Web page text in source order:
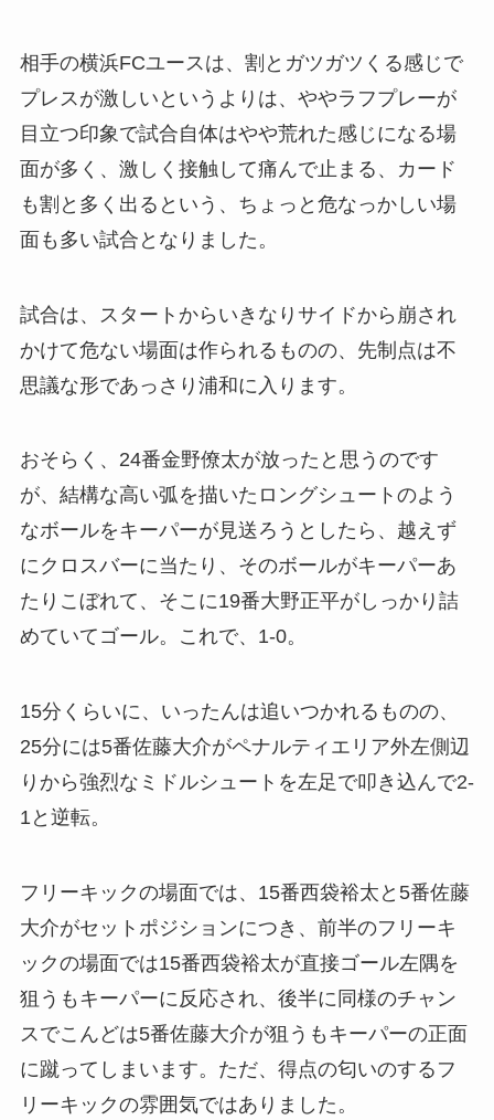
相手の横浜FCユースは、割とガツガツくる感じで
プレスが激しいというよりは、ややラフプレーが
目立つ印象で試合自体はやや荒れた感じになる場
面が多く、激しく接触して痛んで止まる、カード
も割と多く出るという、ちょっと危なっかしい場
面も多い試合となりました。
試合は、スタートからいきなりサイドから崩され
かけて危ない場面は作られるものの、先制点は不
思議な形であっさり浦和に入ります。
おそらく、24番金野僚太が放ったと思うのです
が、結構な高い弧を描いたロングシュートのよう
なボールをキーパーが見送ろうとしたら、越えず
にクロスバーに当たり、そのボールがキーパーあ
たりこぼれて、そこに19番大野正平がしっかり詰
めていてゴール。これで、1-0。
15分くらいに、いったんは追いつかれるものの、
25分には5番佐藤大介がペナルティエリア外左側辺
りから強烈なミドルシュートを左足で叩き込んで2-
1と逆転。
フリーキックの場面では、15番西袋裕太と5番佐藤
大介がセットポジションにつき、前半のフリーキ
ックの場面では15番西袋裕太が直接ゴール左隅を
狙うもキーパーに反応され、後半に同様のチャン
スでこんどは5番佐藤大介が狙うもキーパーの正面
に蹴ってしまいます。ただ、得点の匂いのするフ
リーキックの雰囲気ではありました。